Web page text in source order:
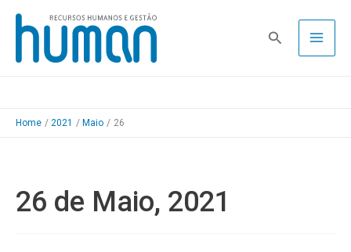
Skip
content
Pesquisa
Home 2021 Maio 26
26 de Maio, 2021